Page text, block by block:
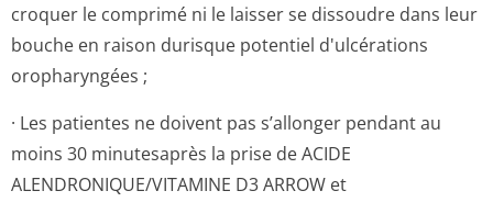
croquer le comprimé ni le laisser se dissoudre dans leur
bouche en raison durisque potentiel d'ulcérations
oropharyngées ;
· Les patientes ne doivent pas s’allonger pendant au
moins 30 minutesaprès la prise de ACIDE
ALENDRONIQUE/VI­TAMINE D3 ARROW et